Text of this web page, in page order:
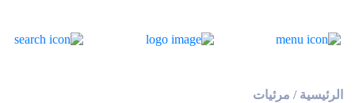
الرئيسية / مرئيات